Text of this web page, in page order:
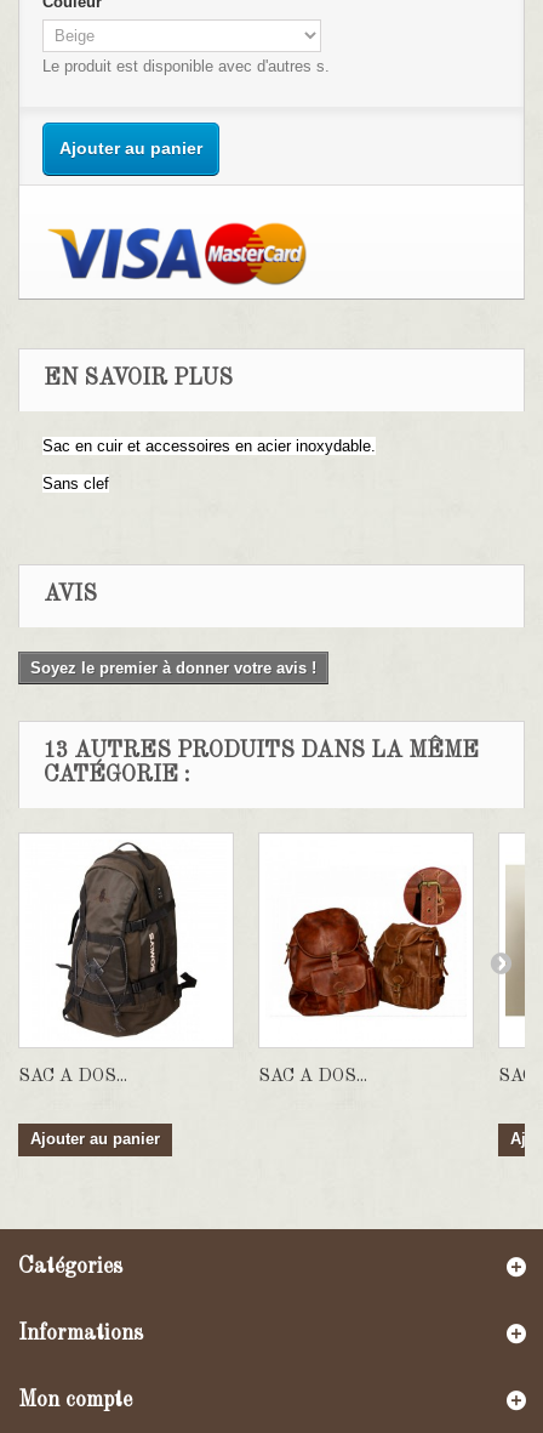
Le produit est disponible avec d'autres s.
Ajouter au panier
EN SAVOIR PLUS
Sac en cuir et accessoires en acier inoxydable.
Sans clef
AVIS
Soyez le premier à donner votre avis !
13 AUTRES PRODUITS DANS LA MÊME
CATÉGORIE :
SAC A DOS...
Ajouter au panier
SAC A DOS...
Catégories
Informations
Mon compte